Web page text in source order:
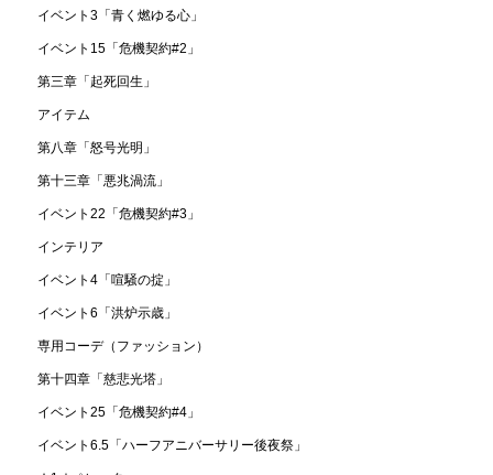
イベント3「青く燃ゆる心」
イベント15「危機契約#2」
第三章「起死回生」
アイテム
第八章「怒号光明」
第十三章「悪兆渦流」
イベント22「危機契約#3」
インテリア
イベント4「喧騒の掟」
イベント6「洪炉示歳」
専用コーデ（ファッション）
第十四章「慈悲光塔」
イベント25「危機契約#4」
イベント6.5「ハーフアニバーサリー後夜祭」